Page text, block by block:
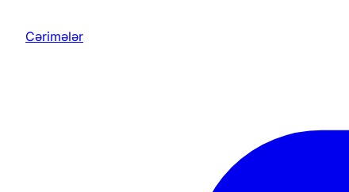
Cərimələr